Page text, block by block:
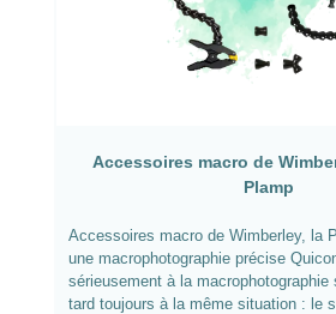
Accessoires macro de
Plamp
Accessoires macro de Wimberley, la
une macrophotographie précise
sérieusement à la macrophotographie
tard toujours à la même situation : le